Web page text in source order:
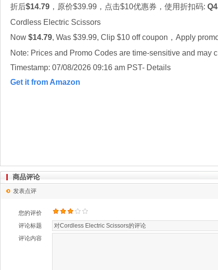
折后$14.79 ，原价$39.99，点击$10优惠券，使用折扣码:
Cordless Electric Scissors
Now $14.79, Was $39.99, Clip $10 off coupon，Apply
Note: Prices and Promo Codes are time-sensitive and may
Timestamp: 07/08/2026 09:16 am PST- Details
Get it from Amazon
商品评论
发表点评
您的评价
评论标题
评论内容